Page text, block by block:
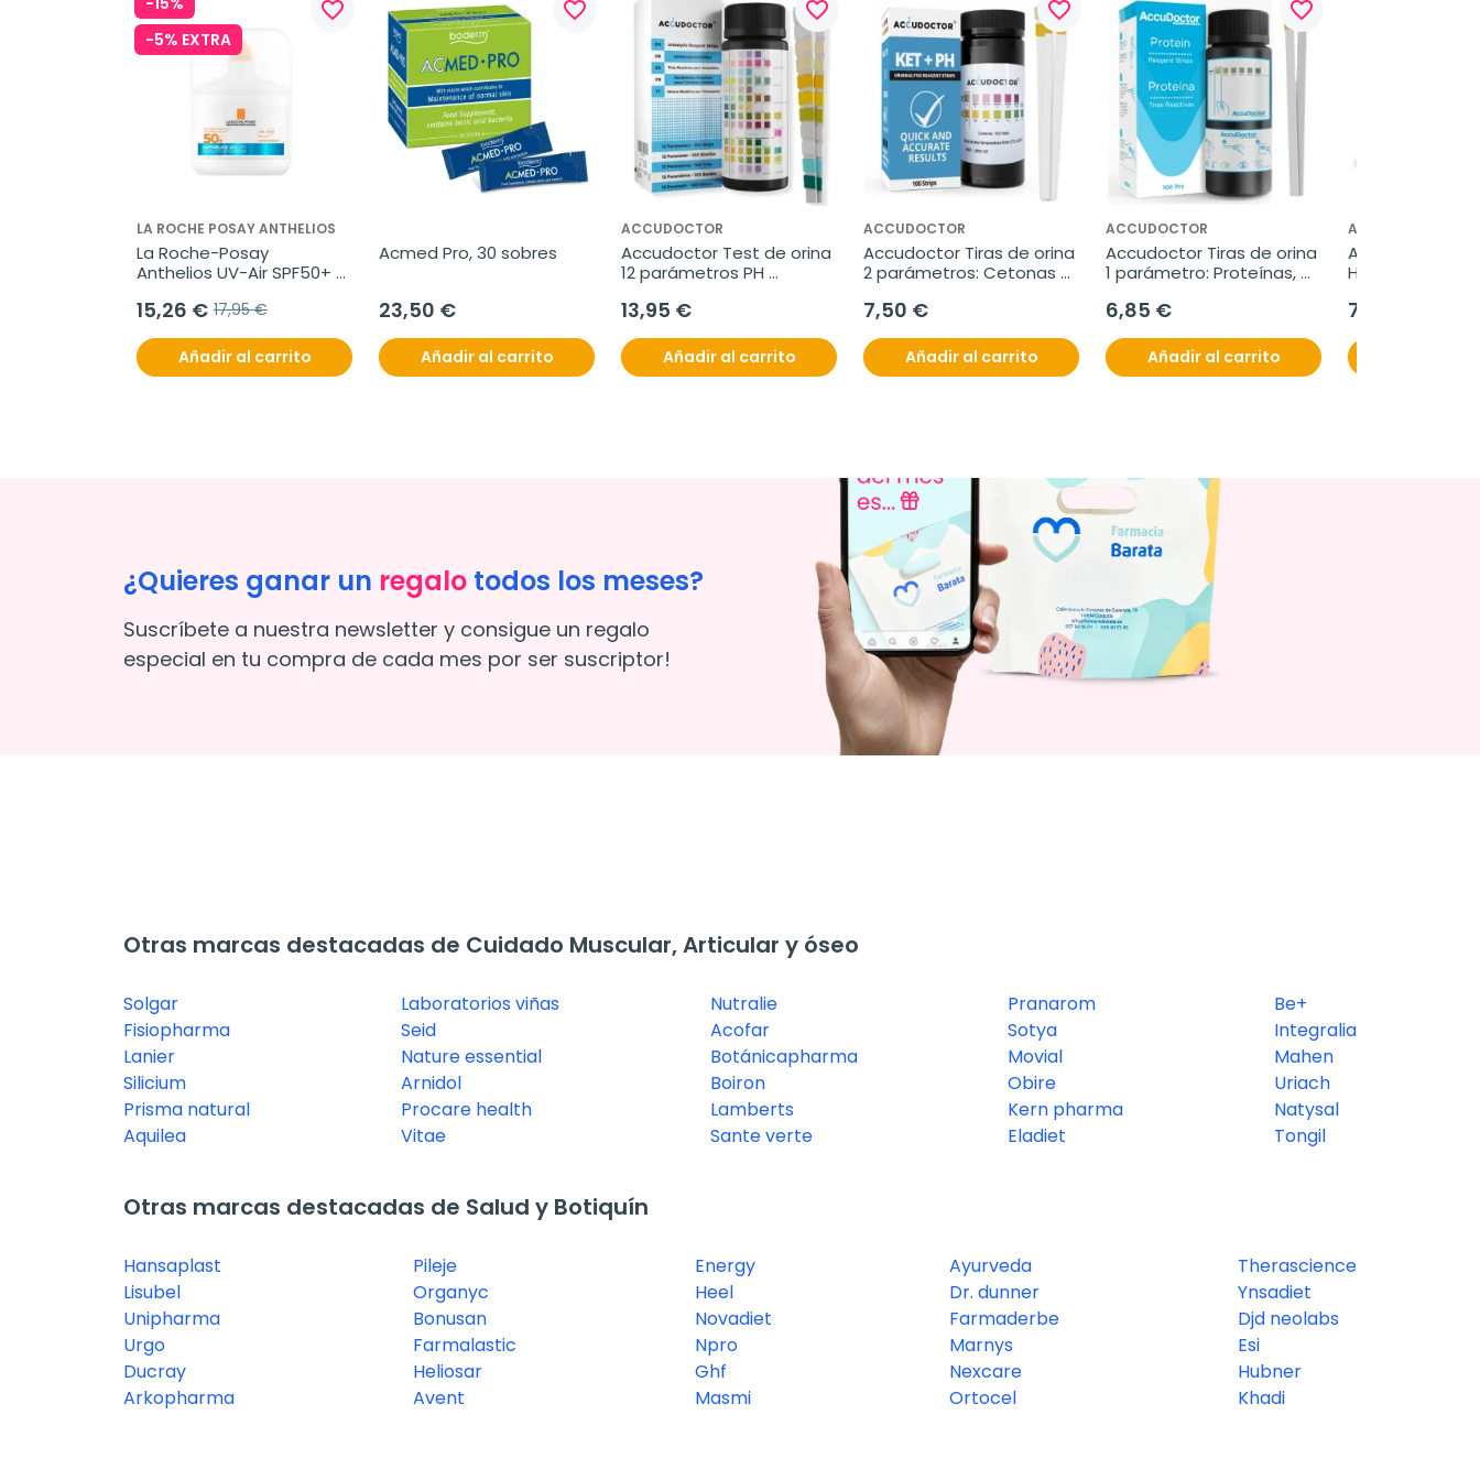
-5% EXTRA
favorite_border
LA ROCHE POSAY ANTHELIOS
La Roche-Posay
Anthelios UV-Air SPF50+
15,26 € 17,95 €
Añadir al carrito
favorite_border
Acmed Pro, 30 sobres
23,50 €
Añadir al carrito
favorite_border
ACCUDOCTOR
Accudoctor Test de orina
12 parámetros PH
Glucosa, 100 Tiras
13,95 €
Añadir al carrito
favorite_border
ACCUDOCTOR
Accudoctor Tiras de orina
2 parámetros: Cetonas
7,50 €
Añadir al carrito
favorite_border
ACCUDOCTOR
Accudoctor Tiras de orina
1 parámetro: Proteínas,
6,85 €
Añadir al carrito
ACCUDOCTOR
Accudoctor
Helicobacter
7,95 €
¿Quieres ganar un regalo todos los meses?
Suscríbete a nuestra newsletter y consigue un regalo
especial en tu compra de cada mes por ser suscriptor!
Otras marcas destacadas de Cuidado Muscular, Articular y óseo
Solgar
Fisiopharma
Lanier
Silicium
Prisma natural
Aquilea
Laboratorios viñas
Seid
Nature essential
Arnidol
Procare health
Vitae
Nutralie
Acofar
Botánicapharma
Boiron
Lamberts
Sante verte
Pranarom
Sotya
Movial
Obire
Kern pharma
Eladiet
Be+
Integralia
Mahen
Uriach
Natysal
Tongil
Otras marcas destacadas de Salud y Botiquín
Hansaplast
Lisubel
Unipharma
Urgo
Ducray
Arkopharma
Pileje
Organyc
Bonusan
Farmalastic
Heliosar
Avent
Energy
Heel
Novadiet
Npro
Ghf
Masmi
Ayurveda
Dr. dunner
Farmaderbe
Marnys
Nexcare
Ortocel
Therascience
Ynsadiet
Djd neolabs
Esi
Hubner
Khadi